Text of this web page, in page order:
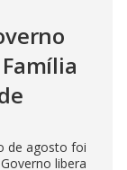
de agosto foi
libera